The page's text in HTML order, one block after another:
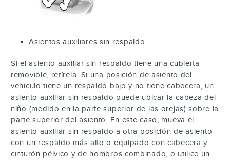
Asientos auxiliares sin respaldo
Si el asiento auxiliar sin respaldo tiene una cubierta
removible, retírela. Si una posición de asiento del
vehículo tiene un respaldo bajo y no tiene cabecera, un
asiento auxiliar sin respaldo puede ubicar la cabeza del
niño (medido en la parte superior de las orejas) sobre la
parte superior del asiento. En este caso, mueva el
asiento auxiliar sin respaldo a otra posición de asiento
con un respaldo más alto o equipado con cabecera y
cinturón pélvico y de hombros combinado, o utilice un